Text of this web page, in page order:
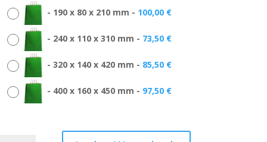
- 190 x 80 x 210 mm - 100,00 €
- 240 x 110 x 310 mm - 73,50 €
- 320 x 140 x 420 mm - 85,50 €
- 400 x 160 x 450 mm - 97,50 €